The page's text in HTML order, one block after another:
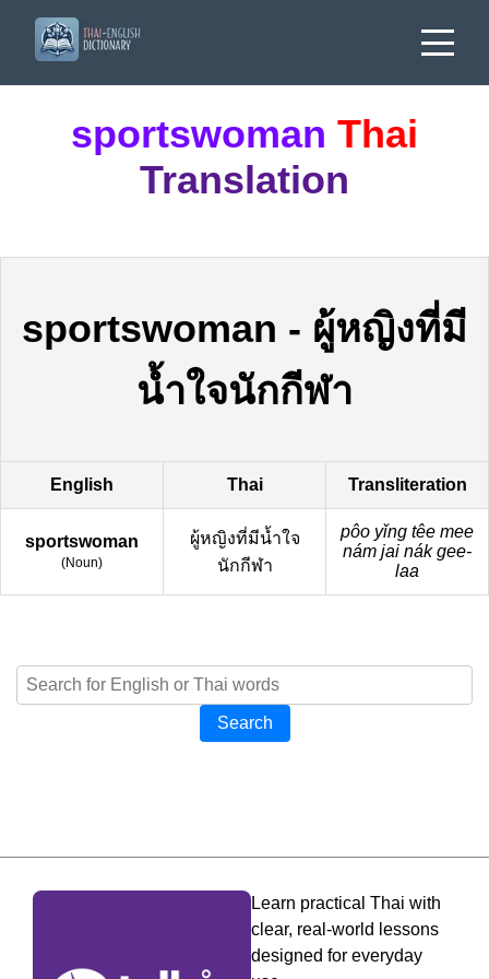
sportswoman Thai
Translation
sportswoman - ผู้หญิงที่มี
น้ำใจนักกีฬา
English Thai Transliteration
sportswoman
(Noun)
ผู้หญิงที่มีน้ำใจ
นักกีฬา
pôo yǐng têe mee
nám jai nák gee-
laa
Search
Learn practical Thai with
clear, real-world lessons
designed for everyday